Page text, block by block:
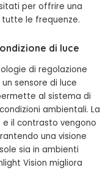
per offrire una
le frequenze.
di luce
di regolazione
un sensore di luce
al sistema di
ambientali. La
il contrasto vengono
una visione
sia in ambienti
Vision migliora